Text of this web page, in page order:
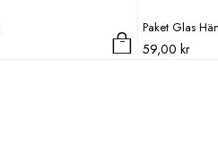
Paket Glas
59,00 kr